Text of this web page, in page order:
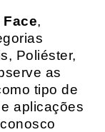
,
Poliéster,
as
tipo de
aplicações